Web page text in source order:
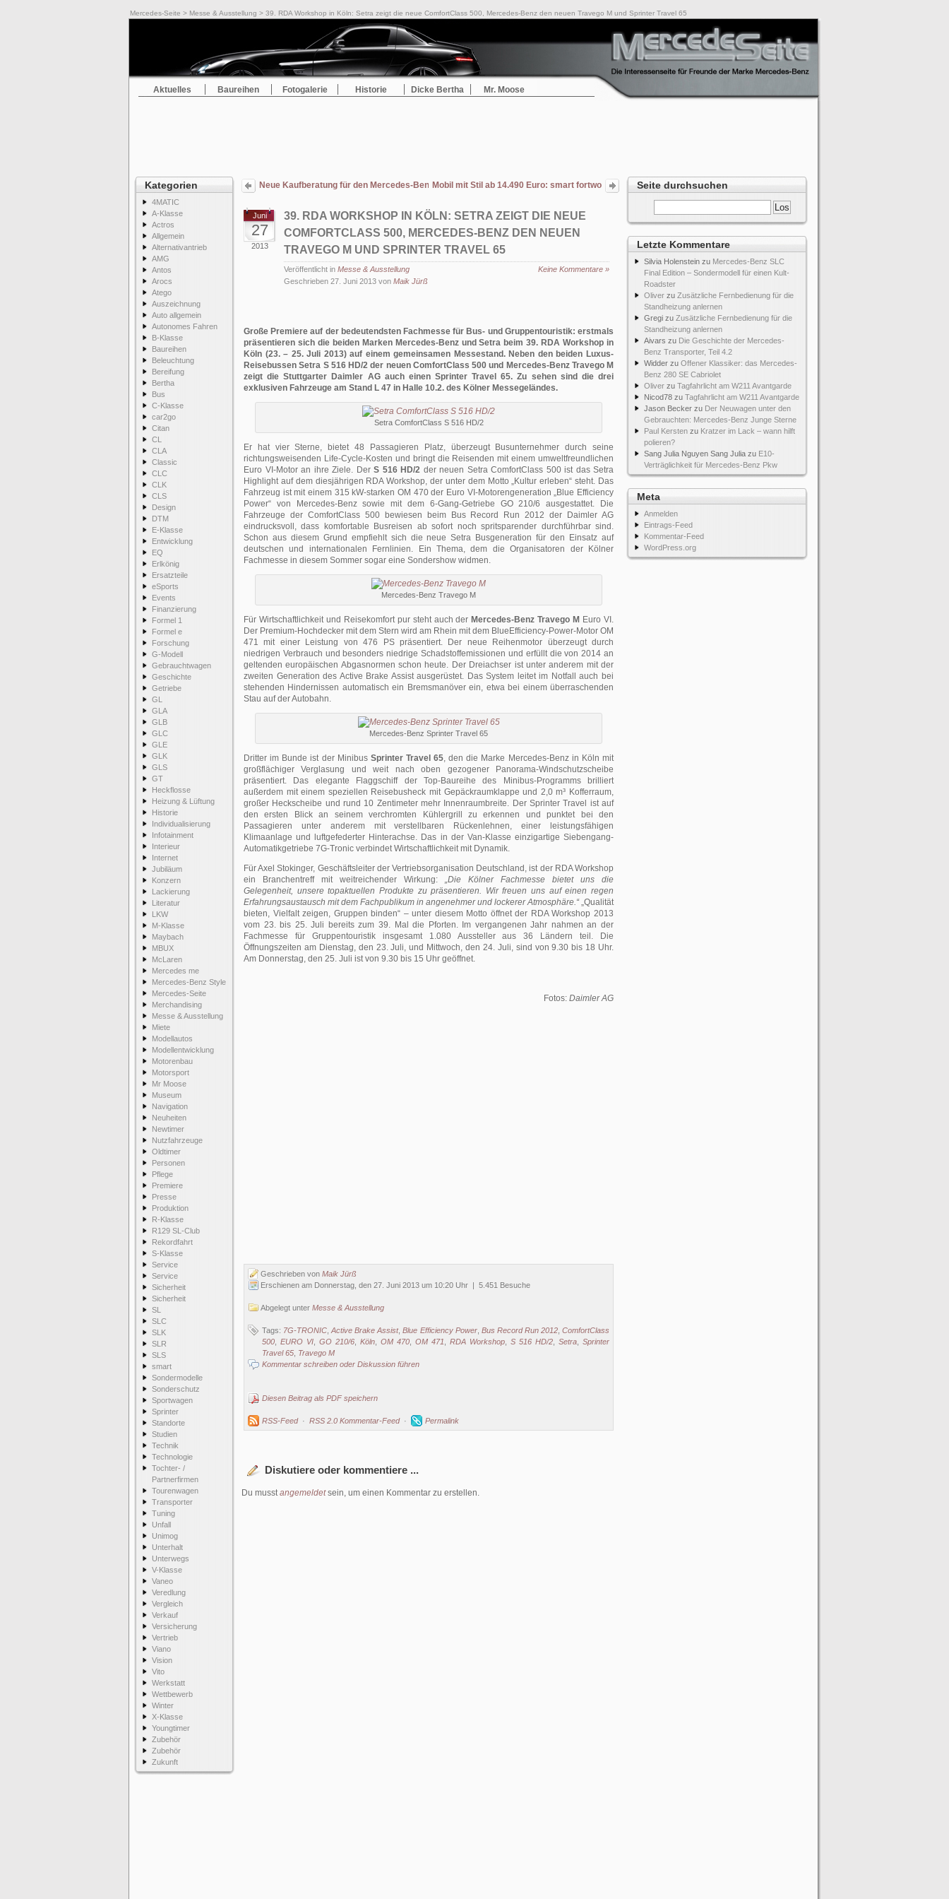
Mercedes-Seite > Messe & Ausstellung > 39. RDA Workshop in Köln: Setra zeigt die neue ComfortClass 500, Mercedes-Benz den neuen Travego M und Sprinter Travel 65
Aktuelles Baureihen Fotogalerie Historie Dicke Bertha Mr. Moose
Kategorien
4MATIC
A-Klasse
Actros
Allgemein
Alternativantrieb
AMG
Antos
Arocs
Atego
Auszeichnung
Auto allgemein
Autonomes Fahren
B-Klasse
Baureihen
Beleuchtung
Bereifung
Bertha
Bus
C-Klasse
car2go
Citan
CL
CLA
Classic
CLC
CLK
CLS
Design
DTM
E-Klasse
Entwicklung
EQ
Erlkönig
Ersatzteile
eSports
Events
Finanzierung
Formel 1
Formel e
Forschung
G-Modell
Gebrauchtwagen
Geschichte
Getriebe
GL
GLA
GLB
GLC
GLE
GLK
GLS
GT
Heckflosse
Heizung & Lüftung
Historie
Individualisierung
Infotainment
Interieur
Internet
Jubiläum
Konzern
Lackierung
Literatur
LKW
M-Klasse
Maybach
MBUX
McLaren
Mercedes me
Mercedes-Benz Style
Mercedes-Seite
Merchandising
Messe & Ausstellung
Miete
Modellautos
Modellentwicklung
Motorenbau
Motorsport
Mr Moose
Museum
Navigation
Neuheiten
Newtimer
Nutzfahrzeuge
Oldtimer
Personen
Pflege
Premiere
Presse
Produktion
R-Klasse
R129 SL-Club
Rekordfahrt
S-Klasse
Service
Service
Sicherheit
Sicherheit
SL
SLC
SLK
SLR
SLS
smart
Sondermodelle
Sonderschutz
Sportwagen
Sprinter
Standorte
Studien
Technik
Technologie
Tochter- /
Partnerfirmen
Tourenwagen
Transporter
Tuning
Unfall
Unimog
Unterhalt
Unterwegs
V-Klasse
Vaneo
Veredlung
Vergleich
Verkauf
Versicherung
Vertrieb
Viano
Vision
Vito
Werkstatt
Wettbewerb
Winter
X-Klasse
Youngtimer
Zubehör
Zubehör
Zukunft
Seite durchsuchen
Letzte Kommentare
Silvia Holenstein zu Mercedes-Benz SLC
Final Edition – Sondermodell für einen Kult-
Roadster
Oliver zu Zusätzliche Fernbedienung für die
Standheizung anlernen
Gregi zu Zusätzliche Fernbedienung für die
Standheizung anlernen
Aivars zu Die Geschichte der Mercedes-
Benz Transporter, Teil 4.2
Widder zu Offener Klassiker: das Mercedes-
Benz 280 SE Cabriolet
Oliver zu Tagfahrlicht am W211 Avantgarde
Nicod78 zu Tagfahrlicht am W211 Avantgarde
Jason Becker zu Der Neuwagen unter den
Gebrauchten: Mercedes-Benz Junge Sterne
Paul Kersten zu Kratzer im Lack – wann hilft
polieren?
Sang Julia Nguyen Sang Julia zu E10-
Verträglichkeit für Mercedes-Benz Pkw
Meta
Anmelden
Eintrags-Feed
Kommentar-Feed
WordPress.org
Neue Kaufberatung für den Mercedes-Benz R129Mobil mit Stil ab 14.490 Euro: smart fortwo
Juni
27
2013
39. RDA WORKSHOP IN KÖLN: SETRA ZEIGT DIE NEUE
COMFORTCLASS 500, MERCEDES-BENZ DEN NEUEN
TRAVEGO M UND SPRINTER TRAVEL 65
Veröffentlicht in Messe & Ausstellung
Keine Kommentare »
Geschrieben 27. Juni 2013 von Maik Jürß
Große Premiere auf der bedeutendsten Fachmesse für Bus- und Gruppentouristik: erstmals
präsentieren sich die beiden Marken Mercedes-Benz und Setra beim 39. RDA Workshop in
Köln (23. – 25. Juli 2013) auf einem gemeinsamen Messestand. Neben den beiden Luxus-
Reisebussen Setra S 516 HD/2 der neuen ComfortClass 500 und Mercedes-Benz Travego M
zeigt die Stuttgarter Daimler AG auch einen Sprinter Travel 65. Zu sehen sind die drei
exklusiven Fahrzeuge am Stand L 47 in Halle 10.2. des Kölner Messegeländes.
Setra ComfortClass S 516 HD/2
Er hat vier Sterne, bietet 48 Passagieren Platz, überzeugt Busunternehmer durch seine
richtungsweisenden Life-Cycle-Kosten und bringt die Reisenden mit einem umweltfreundlichen
Euro VI-Motor an ihre Ziele. Der S 516 HD/2 der neuen Setra ComfortClass 500 ist das Setra
Highlight auf dem diesjährigen RDA Workshop, der unter dem Motto „Kultur erleben“ steht. Das
Fahrzeug ist mit einem 315 kW-starken OM 470 der Euro VI-Motorengeneration „Blue Efficiency
Power“ von Mercedes-Benz sowie mit dem 6-Gang-Getriebe GO 210/6 ausgestattet. Die
Fahrzeuge der ComfortClass 500 bewiesen beim Bus Record Run 2012 der Daimler AG
eindrucksvoll, dass komfortable Busreisen ab sofort noch spritsparender durchführbar sind.
Schon aus diesem Grund empfiehlt sich die neue Setra Busgeneration für den Einsatz auf
deutschen und internationalen Fernlinien. Ein Thema, dem die Organisatoren der Kölner
Fachmesse in diesem Sommer sogar eine Sondershow widmen.
Mercedes-Benz Travego M
Für Wirtschaftlichkeit und Reisekomfort pur steht auch der Mercedes-Benz Travego M Euro VI.
Der Premium-Hochdecker mit dem Stern wird am Rhein mit dem BlueEfficiency-Power-Motor OM
471 mit einer Leistung von 476 PS präsentiert. Der neue Reihenmotor überzeugt durch
niedrigen Verbrauch und besonders niedrige Schadstoffemissionen und erfüllt die von 2014 an
geltenden europäischen Abgasnormen schon heute. Der Dreiachser ist unter anderem mit der
zweiten Generation des Active Brake Assist ausgerüstet. Das System leitet im Notfall auch bei
stehenden Hindernissen automatisch ein Bremsmanöver ein, etwa bei einem überraschenden
Stau auf der Autobahn.
Mercedes-Benz Sprinter Travel 65
Dritter im Bunde ist der Minibus Sprinter Travel 65, den die Marke Mercedes-Benz in Köln mit
großflächiger Verglasung und weit nach oben gezogener Panorama-Windschutzscheibe
präsentiert. Das elegante Flaggschiff der Top-Baureihe des Minibus-Programms brilliert
außerdem mit einem speziellen Reisebusheck mit Gepäckraum­klappe und 2,0 m³ Kofferraum,
großer Heckscheibe und rund 10 Zentimeter mehr Innenraumbreite. Der Sprinter Travel ist auf
den ersten Blick an seinem verchromten Kühlergrill zu erkennen und punktet bei den
Passagieren unter anderem mit verstellbaren Rückenlehnen, einer leistungsfähigen
Klimaanlage und luftgefederter Hinterachse. Das in der Van-Klasse einzigartige Siebengang-
Automatikgetriebe 7G-Tronic verbindet Wirtschaftlichkeit mit Dynamik.
Für Axel Stokinger, Geschäftsleiter der Vertriebsorganisation Deutschland, ist der RDA Workshop
ein Branchentreff mit weitreichender Wirkung: „Die Kölner Fachmesse bietet uns die
Gelegenheit, unsere topaktuellen Produkte zu präsentieren. Wir freuen uns auf einen regen
Erfahrungsaustausch mit dem Fachpublikum in angenehmer und lockerer Atmosphäre.“„Qualität
bieten, Vielfalt zeigen, Gruppen binden“ – unter diesem Motto öffnet der RDA Workshop 2013
vom 23. bis 25. Juli bereits zum 39. Mal die Pforten. Im vergangenen Jahr nahmen an der
Fachmesse für Gruppentouristik insgesamt 1.080 Aussteller aus 36 Ländern teil. Die
Öffnungszeiten am Dienstag, den 23. Juli, und Mittwoch, den 24. Juli, sind von 9.30 bis 18 Uhr.
Am Donnerstag, den 25. Juli ist von 9.30 bis 15 Uhr geöffnet.
Fotos: Daimler AG
Geschrieben von Maik Jürß
Erschienen am Donnerstag, den 27. Juni 2013 um 10:20 Uhr | 5.451 Besuche
Abgelegt unter Messe & Ausstellung
Tags: 7G-TRONIC ,Active Brake Assist,Blue Efficiency Power, Bus Record Run 2012,ComfortClass
500
EURO VI GO 210/6 Köln OM 470 OM 471 RDA Workshop S 516 HD/2 Setra
Sprinter
Travel 65 Travego M
Kommentar schreiben oder Diskussion führen
Diesen Beitrag als PDF speichern
RSS-Feed· RSS 2.0 Kommentar-Feed· Permalink
Diskutiere oder kommentiere ...
Du musstangemeldetsein, um einen Kommentar zu erstellen.